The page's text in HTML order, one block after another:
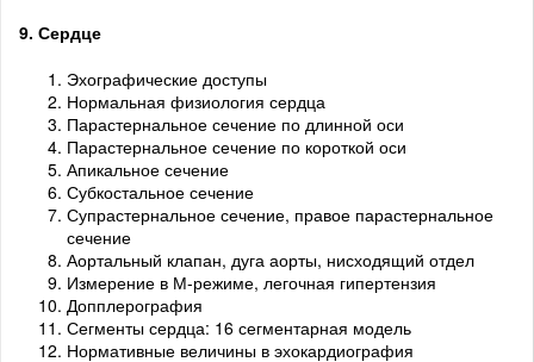
9. Сердце
Эхографические доступы
Нормальная физиология сердца
Парастернальное сечение по длинной оси
Парастернальное сечение по короткой оси
Апикальное сечение
Субкостальное сечение
Супрастернальное сечение, правое парастернальное
сечение
Аортальный клапан, дуга аорты, нисходящий отдел
Измерение в М-режиме, легочная гипертензия
Допплерография
Сегменты сердца: 16 сегментарная модель
Нормативные величины в эхокардиография